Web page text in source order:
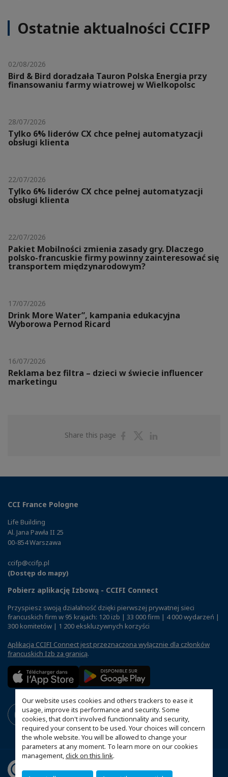
Our website uses cookies and others trackers to ease it
usage, improve its performance and security. Some
cookies, that don't involved functionnality and security,
required your consent to be used. Your choices will concern
the whole website. You will be allowed to change your
parameters at any moment. To learn more on our cookies
management,click on this link.
Ostatnie aktualności CCIFP
02/08/2026
Bird & Bird doradzała Tauron Polska Energia przy
finansowaniu farmy wiatrowej w Wielkopolsc
28/07/2026
Tylko 6% liderów CX chce pełnej automatyzacji
obsługi klienta
22/07/2026
Tylko 6% liderów CX chce pełnej automatyzacji
obsługi klienta
22/07/2026
Pakiet Mobilności zmienia zasady gry. Dlaczego
polsko-francuskie firmy powinny zainteresować się
transportem międzynarodowym?
17/07/2026
Drink More Water”, kampania edukacyjna
Wyborowa Pernod Ricard
16/07/2026
Reklama bez filtra – dzieci w świecie influencer
marketingu
Share this page
ShareShare
CCI France Pologne
Life Building
Al. Jana Pawła II 25
00-854 Warszawa
ccifp@ccifp.pl
(Dostęp do mapy)
Pobierz aplikację Izbową - CCIFI Connect
Przyspiesz swoją działalność dzięki pierwszej prywatnej sieci
francuskich firm w 95 krajach: 120 izb | 33 000 firm | 4 000 wydarzeń |
300 komitetów | 1 200 ekskluzywnych korzyści
Aplikacja CCIFI Connect jest przeznaczona wyłącznie dla członków
francuskich Izb za granicą.